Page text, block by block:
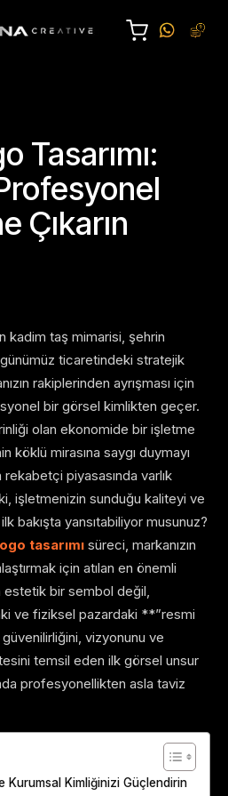
Tasarımı:
Çıkarın
kadim taş mimarisi, şehrin
ticaretindeki stratejik
rakiplerinden ayrışması için
bir görsel kimlikten geçer.
olan ekonomide bir işletme
köklü mirasına saygı duymayı
piyasasında varlık
işletmenizin sunduğu kaliteyi ve
bakışta yansıtabiliyor musunuz?
tasarımı süreci, markanızın
için atılan en önemli
estetik bir sembol değil,
ve fiziksel pazardaki **”resmi
vizyonunu ve
temsil eden ilk görsel unsur
profesyonellikten asla taviz
Kurumsal Kimliğinizi Güçlendirin